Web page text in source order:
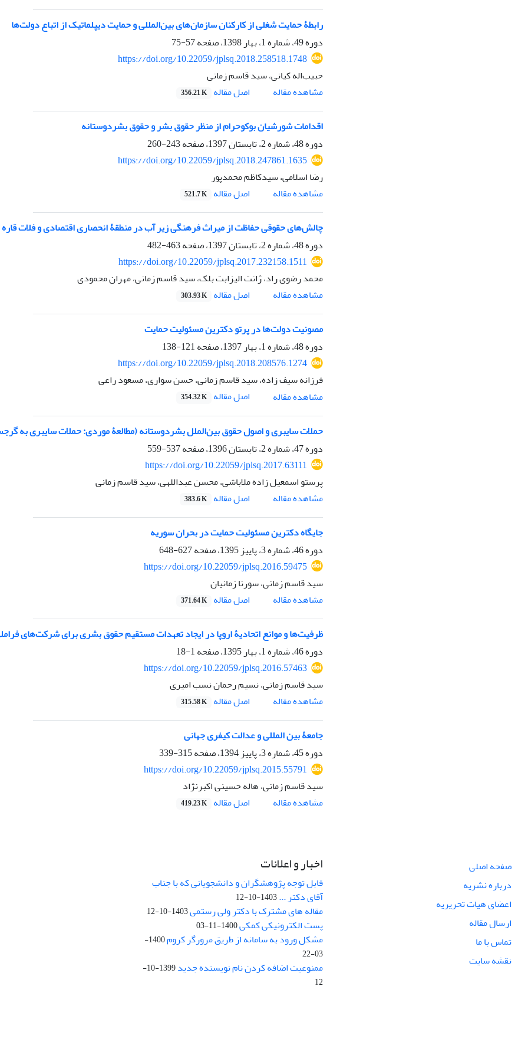
رابطۀ حمایت شغلی از کارکنان سازمان‌های بین‌المللی و حمایت دیپلماتیک از اتباع دولت‌ها
دوره 49، شماره 1، بهار 1398، صفحه
57-75
https://doi.org/10.22059/jplsq.2018.258518.1748
حبیب‌اله کیانی، سید قاسم زمانی
مشاهده مقاله
اصل مقاله 356.21 K
اقدامات شورشیان بوکوحرام از منظر حقوق بشر و حقوق بشردوستانه
دوره 48، شماره 2، تابستان 1397، صفحه
243-260
https://doi.org/10.22059/jplsq.2018.247861.1635
رضا اسلامی، سیدکاظم محمدپور
مشاهده مقاله
اصل مقاله 521.7 K
چالش‌های حقوقی حفاظت از میراث فرهنگی زیر آب در منطقۀ انحصاری اقتصادی و فلات قاره
دوره 48، شماره 2، تابستان 1397، صفحه
463-482
https://doi.org/10.22059/jplsq.2017.232158.1511
محمد رضوی راد، ژانت الیزابت بلک، سید قاسم زمانی، مهران محمودی
مشاهده مقاله
اصل مقاله 303.93 K
مصونیت دولت‌ها در پرتو دکترین مسئولیت حمایت
دوره 48، شماره 1، بهار 1397، صفحه
121-138
https://doi.org/10.22059/jplsq.2018.208576.1274
فرزانه سیف زاده، سید قاسم زمانی، حسن سواری، مسعود راعی
مشاهده مقاله
اصل مقاله 354.32 K
حملات سایبری و اصول حقوق بین‌الملل بشردوستانه (مطالعۀ موردی: حملات سایبری به
دوره 47، شماره 2، تابستان 1396، صفحه
537-559
https://doi.org/10.22059/jplsq.2017.63111
پرستو اسمعیل زاده ملاباشی، محسن عبداللهی، سید قاسم زمانی
مشاهده مقاله
اصل مقاله 383.6 K
جایگاه دکترین مسئولیت حمایت در بحران سوریه
دوره 46، شماره 3، پاییز 1395، صفحه
627-648
https://doi.org/10.22059/jplsq.2016.59475
سید قاسم زمانی، سورنا زمانیان
مشاهده مقاله
اصل مقاله 371.64 K
ظرفیت‌ها و موانع اتحادیۀ اروپا در ایجاد تعهدات مستقیم حقوق بشری برای شرکت‌های
دوره 46، شماره 1، بهار 1395، صفحه
1-18
https://doi.org/10.22059/jplsq.2016.57463
سید قاسم زمانی، نسیم رحمان نسب امیری
مشاهده مقاله
اصل مقاله 315.58 K
جامعۀ بین المللی و عدالت کیفری جهانی
دوره 45، شماره 3، پاییز 1394، صفحه
315-339
https://doi.org/10.22059/jplsq.2015.55791
سید قاسم زمانی، هاله حسینی اکبرنژاد
مشاهده مقاله
اصل مقاله 419.23 K
صفحه اصلی
درباره نشریه
اعضای هیات تحریریه
ارسال مقاله
تماس با ما
نقشه سایت
اخبار و اعلانات
قابل توجه پژوهشگران و دانشجویانی که با جناب
آقای دکتر ...1403-10-12
مقاله های مشترک با دکتر ولی رستمی1403-10-12
پست الکترونیکی کمکی1400-11-03
مشکل ورود به سامانه از طریق مرورگر کروم
1400-
03-22
ممنوعیت اضافه کردن نام نویسنده جدید
1399-10-
12